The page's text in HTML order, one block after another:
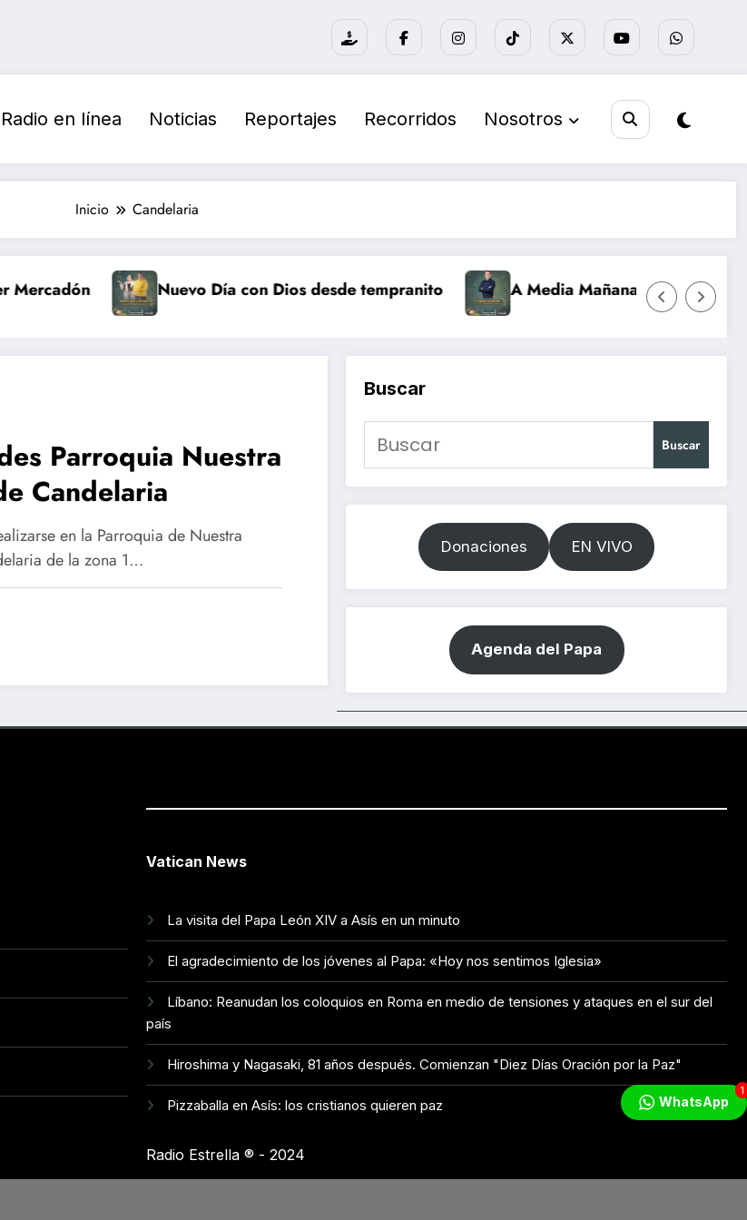
Radio en línea Noticias Reportajes Recorridos Nosotros
Inicio Candelaria
Nuevo Día con Dios desde tempranito A Media Mañana Nuevo
Parroquia Nuestra
Candelaria
en la Parroquia de Nuestra
de la zona 1…
Buscar
Buscar
Donaciones EN VIVO
Agenda del Papa
Vatican News
La visita del Papa León XIV a Asís en un minuto
El agradecimiento de los jóvenes al Papa: «Hoy nos sentimos Iglesia»
Líbano: Reanudan los coloquios en Roma en medio de tensiones y ataques en el sur del
país
Hiroshima y Nagasaki, 81 años después. Comienzan "Diez Días Oración por la Paz"
Pizzaballa en Asís: los cristianos quieren paz
Radio Estrella ®️ - 2024
WhatsApp
1